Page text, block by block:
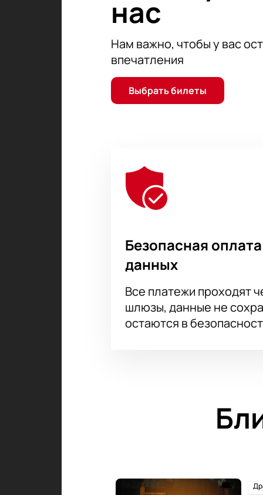
нас
Нам важно, чтобы у вас
впечатления
Выбрать билеты
Безопасная
данных
Все платежи проходят
шлюзы, данные не
остаются в